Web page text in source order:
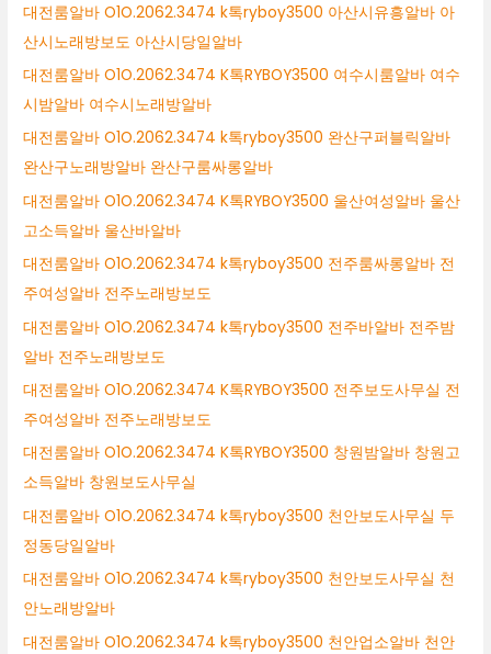
대전룸알바 O1O.2062.3474 k톡ryboy3500 아산시유흥알바 아
산시노래방보도 아산시당일알바
대전룸알바 O1O.2062.3474 K톡RYBOY3500 여수시룸알바 여수
시밤알바 여수시노래방알바
대전룸알바 O1O.2062.3474 k톡ryboy3500 완산구퍼블릭알바
완산구노래방알바 완산구룸싸롱알바
대전룸알바 O1O.2062.3474 K톡RYBOY3500 울산여성알바 울산
고소득알바 울산바알바
대전룸알바 O1O.2062.3474 k톡ryboy3500 전주룸싸롱알바 전
주여성알바 전주노래방보도
대전룸알바 O1O.2062.3474 k톡ryboy3500 전주바알바 전주밤
알바 전주노래방보도
대전룸알바 O1O.2062.3474 K톡RYBOY3500 전주보도사무실 전
주여성알바 전주노래방보도
대전룸알바 O1O.2062.3474 K톡RYBOY3500 창원밤알바 창원고
소득알바 창원보도사무실
대전룸알바 O1O.2062.3474 k톡ryboy3500 천안보도사무실 두
정동당일알바
대전룸알바 O1O.2062.3474 k톡ryboy3500 천안보도사무실 천
안노래방알바
대전룸알바 O1O.2062.3474 k톡ryboy3500 천안업소알바 천안